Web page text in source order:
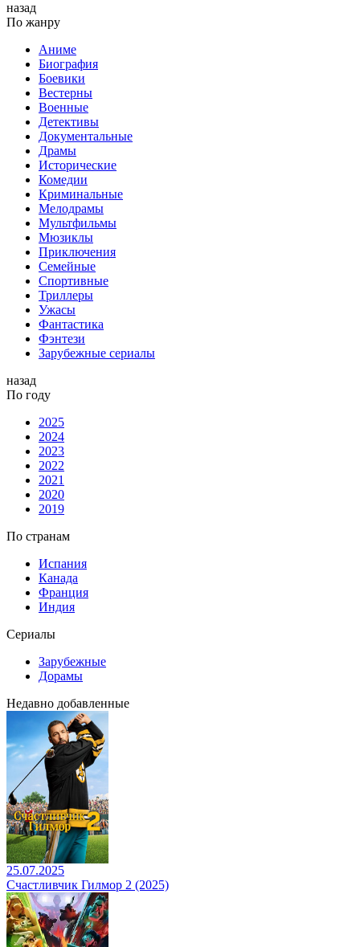
назад
По жанру
Аниме
Биография
Боевики
Вестерны
Военные
Детективы
Документальные
Драмы
Исторические
Комедии
Криминальные
Мелодрамы
Мультфильмы
Мюзиклы
Приключения
Семейные
Спортивные
Триллеры
Ужасы
Фантастика
Фэнтези
Зарубежные сериалы
назад
По году
2025
2024
2023
2022
2021
2020
2019
По странам
Испания
Канада
Франция
Индия
Сериалы
Зарубежные
Дорамы
Недавно добавленные
25.07.2025
Счастливчик Гилмор 2 (2025)